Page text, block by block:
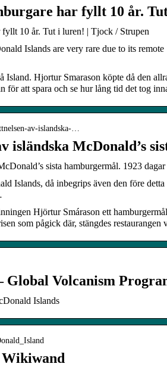
har fyllt 10 år.
fyllt 10 år. Tut i luren! | Tjock / Strupen
Islands are very rare due to its
Hjortur Smarason köpte då den
för att spara och se hur lång tid det tog
av-islandska-…
isländska McDonald’s
sista hamburgermål. 1923
Islands, då inbegrips även den före
Hjörtur Smárason ett
som pågick där, stängdes
Global Volcanism
Islands